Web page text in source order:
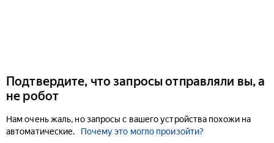
Подтвердите, что запросы отправляли вы, а
не робот
Нам очень жаль, но запросы с вашего устройства похожи на
автоматические.
Почему это могло произойти?